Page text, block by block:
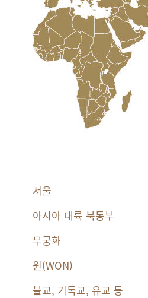
서울
아시아 대륙 북동부
무궁화
원(WON)
불교, 기독교, 유교 등